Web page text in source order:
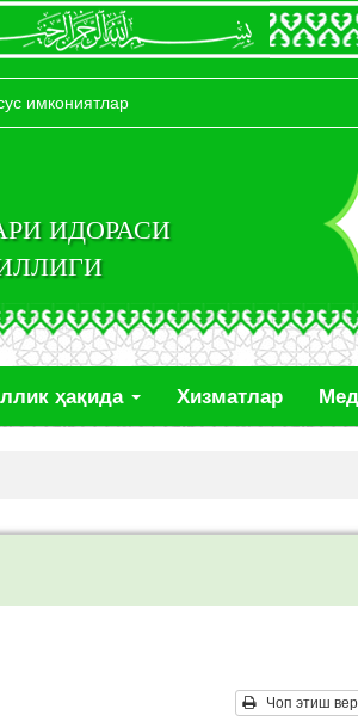
имкониятлар
ИДОРАСИ
ҳақида Хизматлар
Чоп этиш